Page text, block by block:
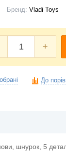
Бренд: Vladi Toys
+
До
шнурок, 5